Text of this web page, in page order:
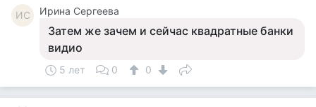
ИС Ирина Сергеева
Затем же зачем и сейчас квадратные банки
видио
5 лет 0 0